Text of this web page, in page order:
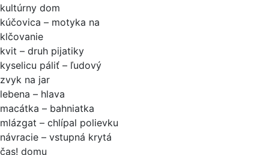
kultúrny dom
kúčovica – motyka na
klčovanie
kvit – druh pijatiky
kyselicu páliť – ľudový
zvyk na jar
lebena – hlava
macátka – bahniatka
mlázgat – chlípal polievku
návracie – vstupná krytá
čas! domu